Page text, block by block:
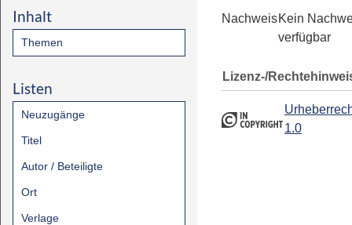
Inhalt
Themen
Listen
Neuzugänge
Titel
Autor / Beteiligte
Ort
Verlage
NachweisKein
verfügbar
Lizenz-/
1.0